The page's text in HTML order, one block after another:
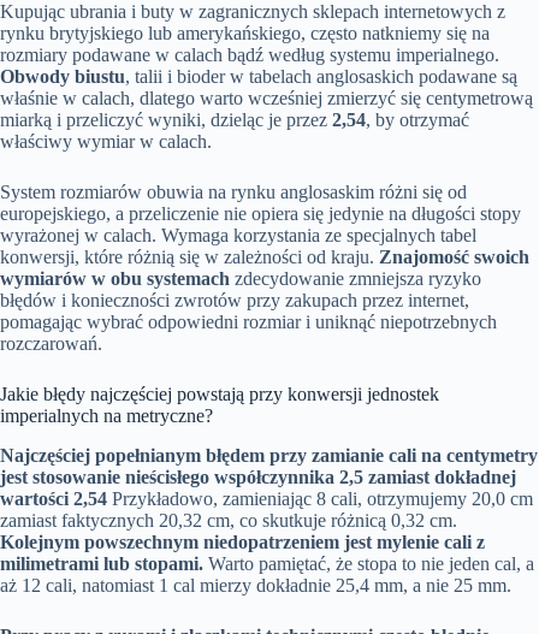
Kupując ubrania i buty w zagranicznych sklepach internetowych z
rynku brytyjskiego lub amerykańskiego, często natkniemy się na
rozmiary podawane w calach bądź według systemu imperialnego.
Obwody biustu, talii i bioder w tabelach anglosaskich podawane są
właśnie w calach, dlatego warto wcześniej zmierzyć się centymetrową
miarką i przeliczyć wyniki, dzieląc je przez 2,54, by otrzymać
właściwy wymiar w calach.
System rozmiarów obuwia na rynku anglosaskim różni się od
europejskiego, a przeliczenie nie opiera się jedynie na długości stopy
wyrażonej w calach. Wymaga korzystania ze specjalnych tabel
konwersji, które różnią się w zależności od kraju. Znajomość swoich
wymiarów w obu systemach zdecydowanie zmniejsza ryzyko
błędów i konieczności zwrotów przy zakupach przez internet,
pomagając wybrać odpowiedni rozmiar i uniknąć niepotrzebnych
rozczarowań.
Jakie błędy najczęściej powstają przy konwersji jednostek
imperialnych na metryczne?
Najczęściej popełnianym błędem przy zamianie cali na centymetry
jest stosowanie nieścisłego współczynnika 2,5 zamiast dokładnej
wartości 2,54 Przykładowo, zamieniając 8 cali, otrzymujemy 20,0 cm
zamiast faktycznych 20,32 cm, co skutkuje różnicą 0,32 cm.
Kolejnym powszechnym niedopatrzeniem jest mylenie cali z
milimetrami lub stopami. Warto pamiętać, że stopa to nie jeden cal, a
aż 12 cali, natomiast 1 cal mierzy dokładnie 25,4 mm, a nie 25 mm.